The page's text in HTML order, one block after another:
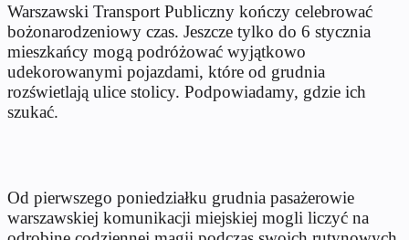
Warszawski Transport Publiczny kończy celebrować
bożonarodzeniowy czas. Jeszcze tylko do 6 stycznia
mieszkańcy mogą podróżować wyjątkowo
udekorowanymi pojazdami, które od grudnia
rozświetlają ulice stolicy. Podpowiadamy, gdzie ich
szukać.
Od pierwszego poniedziałku grudnia pasażerowie
warszawskiej komunikacji miejskiej mogli liczyć na